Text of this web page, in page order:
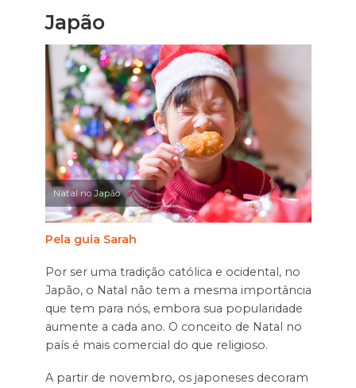
Japão
Natal no Japão
Pela guia Sarah
Por ser uma tradição católica e ocidental, no
Japão, o Natal não tem a mesma importância
que tem para nós, embora sua popularidade
aumente a cada ano. O conceito de Natal no
país é mais comercial do que religioso.
A partir de novembro, os japoneses decoram